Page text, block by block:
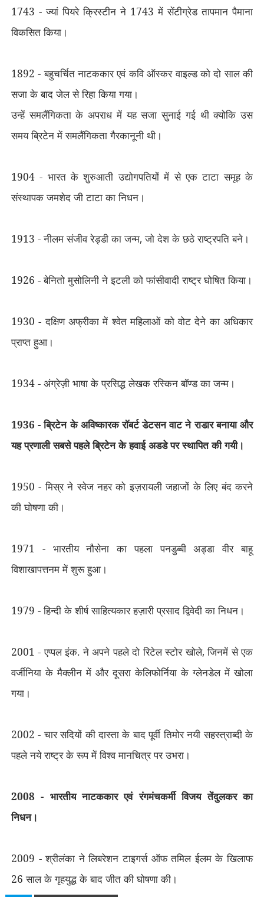
1743 - ज्यां पियरे क्रिस्टीन ने 1743 में सेंटीग्रेड तापमान पैमाना
विकसित किया।
1892 - बहुचर्चित नाटककार एवं कवि ऑस्कर वाइल्ड को दो साल की
सजा के बाद जेल से रिहा किया गया।
उन्हें समलैंगिकता के अपराध में यह सजा सुनाई गई थी क्योकि उस
समय ब्रिटेन में समलैंगिकता गैरकानूनी थी।
1904 - भारत के शुरुआती उद्योगपतियों में से एक टाटा समूह के
संस्थापक जमशेद जी टाटा का निधन।
1913 - नीलम संजीव रेड्डी का जन्म,जो देश के छठे राष्ट्रपति बने।
1926 - बेनितो मुसोलिनी ने इटली को फांसीवादी राष्ट्र घोषित किया।
1930 - दक्षिण अफ्रीका में श्वेत महिलाओं को वोट देने का अधिकार
प्राप्त हुआ।
1934 - अंग्रेज़ी भाषा के प्रसिद्ध लेखक रस्किन बॉण्ड का जन्म।
1936 - ब्रिटेन के अविष्कारक रॉबर्ट डेटसन वाट ने राडार बनाया और
यह प्रणाली सबसे पहले ब्रिटेन के हवाई अडडे पर स्थापित की गयी।
1950 - मिस्र ने स्वेज नहर को इज़रायली जहाजों के लिए बंद करने
की घोषणा की।
1971 - भारतीय नौसेना का पहला पनडुब्बी अड्डा वीर बाहू
विशाखापत्तनम में शुरू हुआ।
1979 - हिन्दी के शीर्ष साहित्यकार हज़ारी प्रसाद द्विवेदी का निधन।
2001 - एप्पल इंक. ने अपने पहले दो रिटेल स्टोर खोले,जिनमें से एक
वर्जीनिया के मैक्लीन में और दूसरा केलिफोर्निया के ग्लेनडेल में खोला
गया।
2002 - चार सदियों की दास्ता के बाद पूर्वी तिमोर नयी सहस्त्राब्दी के
पहले नये राष्ट्र के रूप में विश्व मानचित्र पर उभरा।
2008 - भारतीय नाटककार एवं रंगमंचकर्मी विजय तेंदुलकर का
निधन।
2009 - श्रीलंका ने लिबरेशन टाइगर्स ऑफ तमिल ईलम के खिलाफ
26 साल के गृहयुद्ध के बाद जीत की घोषणा की।